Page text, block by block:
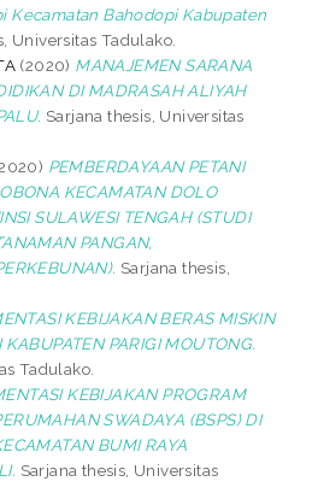
Kecamatan Bahodopi Kabupaten
Universitas Tadulako.
(2020) MANAJEMEN SARANA
DI MADRASAH ALIYAH
Sarjana thesis, Universitas
PEMBERDAYAAN PETANI
KECAMATAN DOLO
SULAWESI TENGAH (STUDI
PANGAN,
Sarjana thesis,
KEBIJAKAN BERAS MISKIN
PARIGI MOUTONG.
Tadulako.
KEBIJAKAN PROGRAM
SWADAYA (BSPS) DI
BUMI RAYA
Sarjana thesis, Universitas